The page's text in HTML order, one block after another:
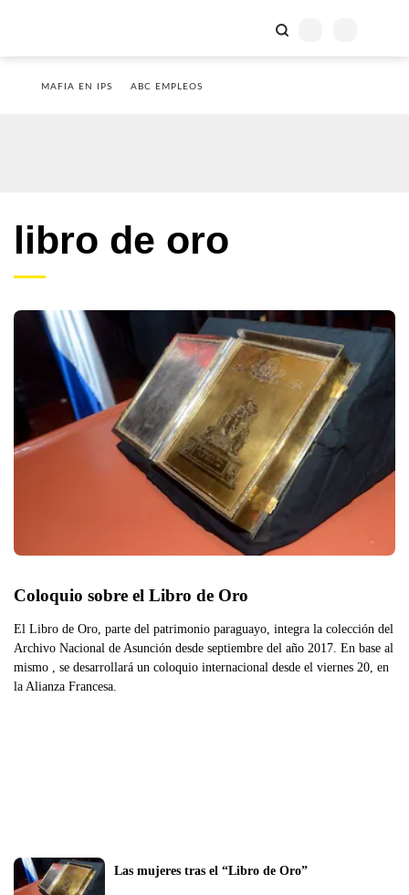
MAFIA EN IPS ABC EMPLEOS
libro de oro
Coloquio sobre el Libro de Oro
El Libro de Oro, parte del patrimonio paraguayo, integra la colección del
Archivo Nacional de Asunción desde septiembre del año 2017. En base al
mismo , se desarrollará un coloquio internacional desde el viernes 20, en
la Alianza Francesa.
Las mujeres tras el “Libro de Oro”